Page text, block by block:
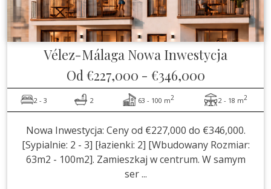
Vélez-Málaga Nowa Inwestycja
Od €227,000 - €346,000
2 - 3 2 63 - 100 m2 2 - 18 m2
Nowa Inwestycja: Ceny od €227,000 do €346,000.
[Sypialnie: 2 - 3] [łazienki: 2] [Wbudowany Rozmiar:
63m2 - 100m2]. Zamieszkaj w centrum. W samym
ser ...